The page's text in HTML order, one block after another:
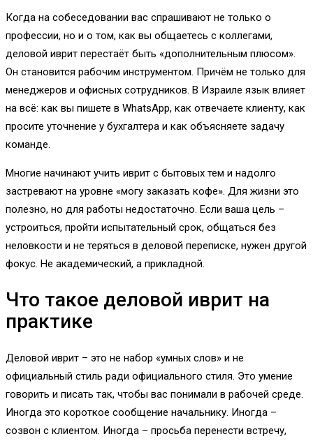
Когда на собеседовании вас спрашивают не только о
профессии, но и о том, как вы общаетесь с коллегами,
деловой иврит перестаёт быть «дополнительным плюсом».
Он становится рабочим инструментом. Причём не только для
менеджеров и офисных сотрудников. В Израиле язык влияет
на всё: как вы пишете в WhatsApp, как отвечаете клиенту, как
просите уточнение у бухгалтера и как объясняете задачу
команде.
Многие начинают учить иврит с бытовых тем и надолго
застревают на уровне «могу заказать кофе». Для жизни это
полезно, но для работы недостаточно. Если ваша цель –
устроиться, пройти испытательный срок, общаться без
неловкости и не теряться в деловой переписке, нужен другой
фокус. Не академический, а прикладной.
Что такое деловой иврит на
практике
Деловой иврит – это не набор «умных слов» и не
официальный стиль ради официального стиля. Это умение
говорить и писать так, чтобы вас понимали в рабочей среде.
Иногда это короткое сообщение начальнику. Иногда –
созвон с клиентом. Иногда – просьба перенести встречу,